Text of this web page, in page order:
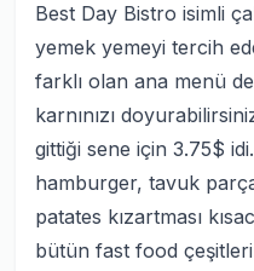
Best Day Bistro isimli
yemek yemeyi tercih
farklı olan ana menü
karnınızı
gittiği sene için 3.75$
hamburger, tavuk
patates kızartması
bütün fast food